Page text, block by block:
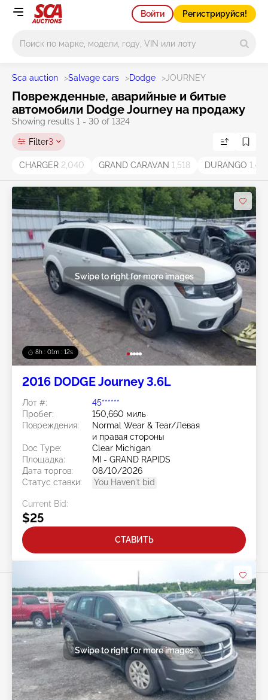
Войти Регистрируйся!
Sca auction >Salvage cars >Dodge > JOURNEY
Поврежденные, аварийные и битые
автомобили Dodge Journey на продажу
Showing results 1 - 30 of 1324
Filter3
CHARGER 2,040 GRAND CARAVAN 1,518 DURANGO
8h : 01m : 09s
Swipe to right for more images
2016 DODGE Journey 3.6L
Лот #:
45******
Пробег:
150,660 миль
Повреждения:
Normal Wear & Tear/Левая
и правая стороны
Doc Type:
Clear Michigan
Площадка:
MI - GRAND RAPIDS
Дата торгов:
08/10/2026
Статус ставки:
You Haven't bid
Current Bid:
$25
СТАВИТЬ
Swipe to right for more images